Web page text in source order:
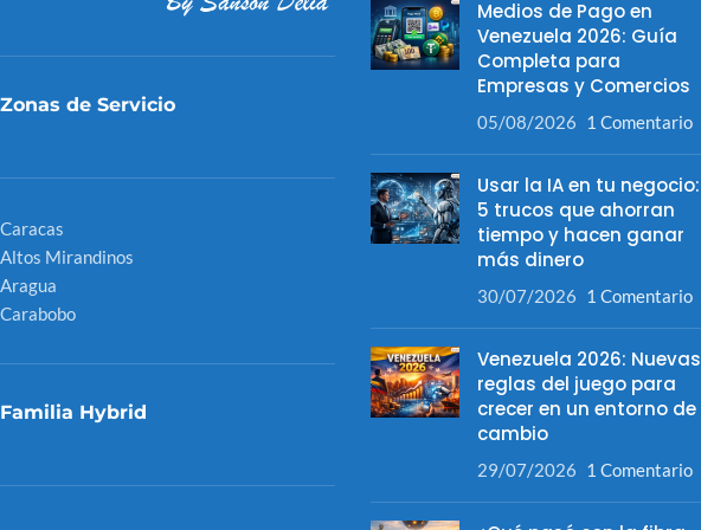
Zonas de Servicio
Caracas
Altos Mirandinos
Aragua
Carabobo
Familia Hybrid
Medios de Pago en
Venezuela 2026: Guía
Completa para
Empresas y Comercios
05/08/2026 1 Comentario
Usar la IA en tu negocio:
5 trucos que ahorran
tiempo y hacen ganar
más dinero
30/07/2026 1 Comentario
Venezuela 2026: Nuevas
reglas del juego para
crecer en un entorno de
cambio
29/07/2026 1 Comentario